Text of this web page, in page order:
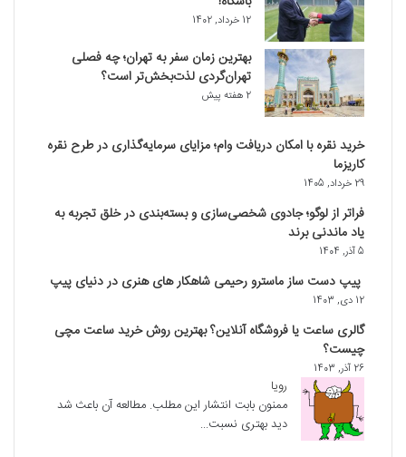
12 خرداد, 1402
بهترین زمان سفر به تهران؛ چه فصلی
تهران‌گردی لذت‌بخش‌تر است؟
2 هفته پیش
خرید نقره با امکان دریافت وام؛ مزایای سرمایه‌گذاری در طرح نقره
کاریزما
29 خرداد, 1405
فراتر از لوگو؛ جادوی شخصی‌سازی و بسته‌بندی در خلق تجربه به
یاد ماندنی برند
5 آذر, 1404
پیپ دست‌ ساز ماسترو رحیمی شاهکار های هنری در دنیای پیپ
12 دی, 1403
گالری ساعت یا فروشگاه آنلاین؟ بهترین روش خرید ساعت مچی
چیست؟
26 آذر, 1403
رویا
ممنون بابت انتشار این مطلب. مطالعه آن باعث شد
دید بهتری نسبت...